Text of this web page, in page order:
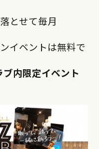
とせて毎月
イベントは無料で
内限定イベント